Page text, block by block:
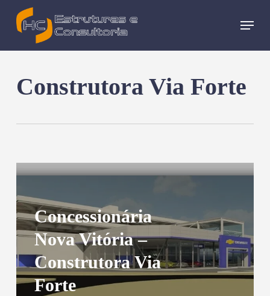
Menu
Construtora Via Forte
Concessionária
Nova Vitória –
Construtora Via
Forte